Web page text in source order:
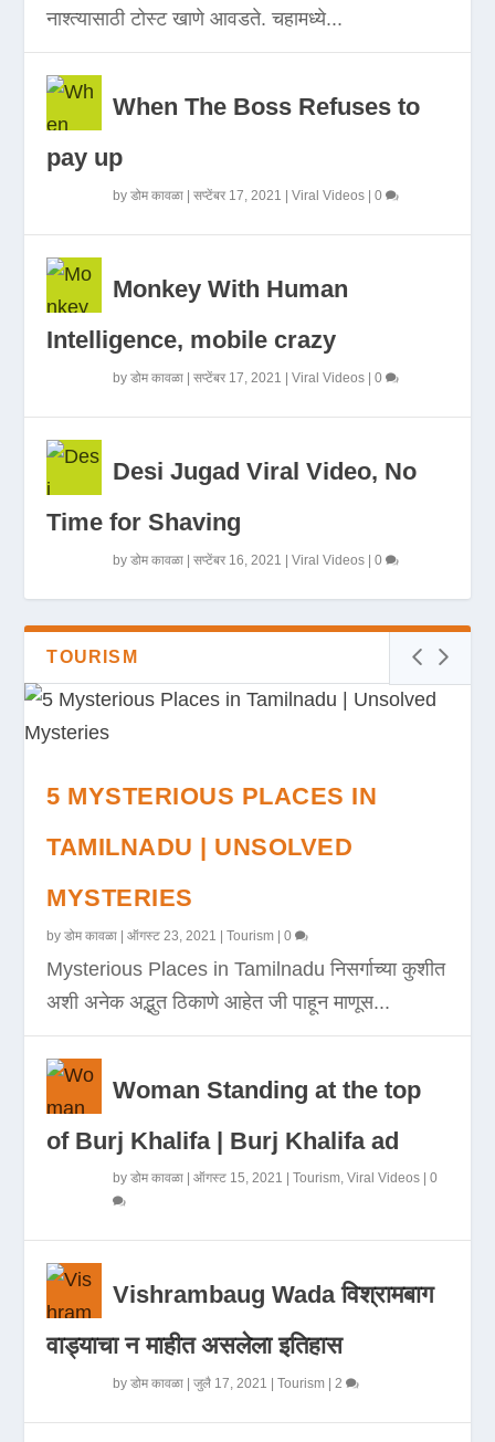
नाश्त्यासाठी टोस्ट खाणे आवडते. चहामध्ये...
When The Boss Refuses to
pay up
byडोम कावळा |सप्टेंबर 17, 2021 |Viral Videos |0
Monkey With Human
Intelligence, mobile crazy
byडोम कावळा |सप्टेंबर 17, 2021 |Viral Videos |0
Desi Jugad Viral Video, No
Time for Shaving
byडोम कावळा |सप्टेंबर 16, 2021 |Viral Videos |0
TOURISM
5 MYSTERIOUS PLACES IN
TAMILNADU | UNSOLVED
MYSTERIES
byडोम कावळा |ऑगस्ट 23, 2021 |Tourism |0
Mysterious Places in Tamilnadu निसर्गाच्या कुशीत
अशी अनेक अद्भुत ठिकाणे आहेत जी पाहून माणूस...
Woman Standing at the top
of Burj Khalifa | Burj Khalifa ad
byडोम कावळा |ऑगस्ट 15, 2021 |Tourism ,Viral Videos |0
Vishrambaug Wada विश्रामबाग
वाड्याचा न माहीत असलेला इतिहास
byडोम कावळा |जुलै 17, 2021 |Tourism | 2